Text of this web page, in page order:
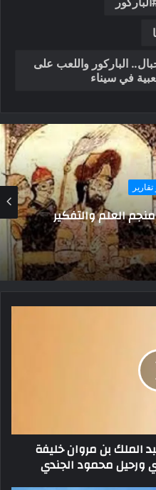
الباركور واللعب على
في سيناء
القبائل
سكان سيناء
الملك بن مروان خليفة
ورحيل محمود الجندي